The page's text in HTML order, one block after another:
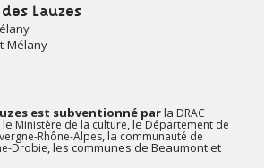
Lauzes
Mélany
est subventionné parla DRAC
le Ministère de la culture, leDépartement de
Rhône-Alpes, la communauté de
Drobie, les communes de Beaumont et